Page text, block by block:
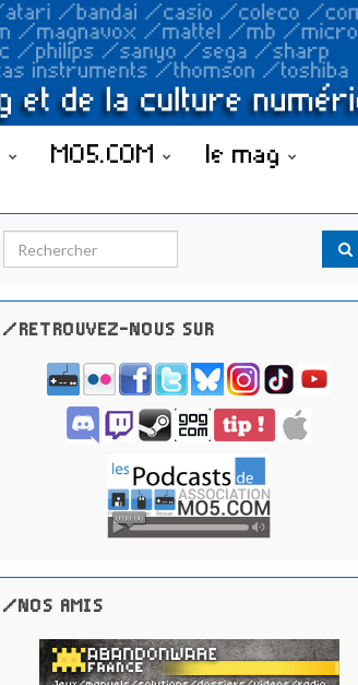
MO5.COM le mag
Search for:
/RETROUVEZ-NOUS SUR
/NOS AMIS